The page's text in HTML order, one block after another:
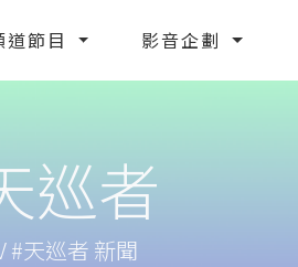
道節目 影音企劃
巡者
#天巡者 新聞